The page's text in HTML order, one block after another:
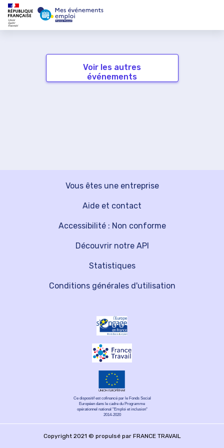
Voir les autres
événements
Vous êtes une entreprise
Découvrir notre API
Aide et contact
Statistiques
Accessibilité : Non conforme
Conditions générales d'utilisation
Ce dispositif est cofinancé par le Fonds Social
Européen dans le cadre du Programme
opérationnel national "Emploi et inclusion"
2014-2020
Copyright 2021 © propulsé par FRANCE TRAVAIL